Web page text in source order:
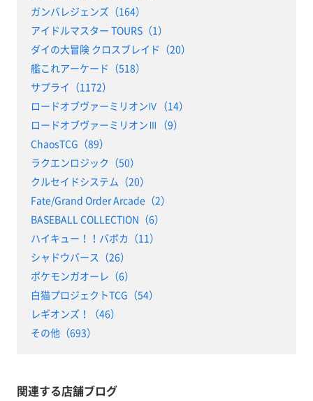
ガンバレジェンズ（164）
アイドルマスター TOURS（1）
ダイの大冒険 クロスブレイド（20）
艦これアーケード（518）
サプライ（1172）
ロードオブヴァーミリオンⅣ（14）
ロードオブヴァーミリオンⅢ（9）
ChaosTCG（89）
ラクエンロジック（50）
クルセイドシステム（20）
Fate/Grand Order Arcade（2）
BASEBALL COLLECTION（6）
ハイキュー！！バボカ（11）
シャドウバース（26）
ポケモンガオーレ（6）
白猫プロジェクトTCG（54）
レギオンズ！（46）
その他（693）
関連する店舗ブログ